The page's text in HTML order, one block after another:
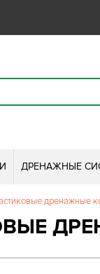
ДРЕНАЖНЫЕ
дренажные